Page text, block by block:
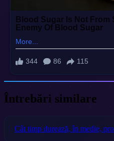
Întrebări similare
Cât timp durează, în medie,